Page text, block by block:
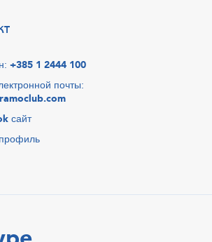
+385 1 2444 100
почты:
сайт
профиль